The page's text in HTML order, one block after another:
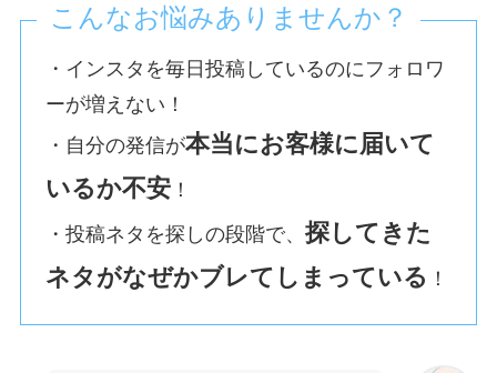
こんなお悩みありませんか？
・インスタを毎日投稿しているのにフォロワ
ーが増えない！
・自分の発信が本当にお客様に届いて
いるか不安 ！
・投稿ネタを探しの段階で、探してきた
ネタがなぜかブレてしまっている ！